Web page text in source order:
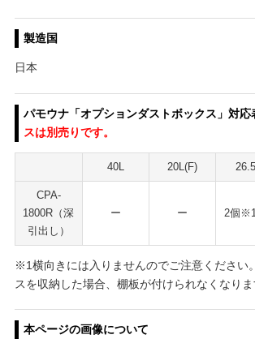
製造国
日本
パモウナ「オプションダストボックス」対応
スは別売りです。
40L 20L(F)
CPA-
1800R（深
引出し）
ー ー 2個
※1横向きには入りませんのでご注意ください
スを収納した場合、棚板が付けられなくなりま
本ページの画像について